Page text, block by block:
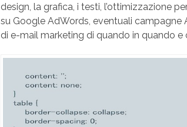
design, la grafica, i testi, l’ottimizzazione
su Google AdWords, eventuali campagne
di e-mail marketing di quando in quando